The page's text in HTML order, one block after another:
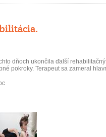
dňoch ukončila ďalší
pokroky. Terapeut sa zameral